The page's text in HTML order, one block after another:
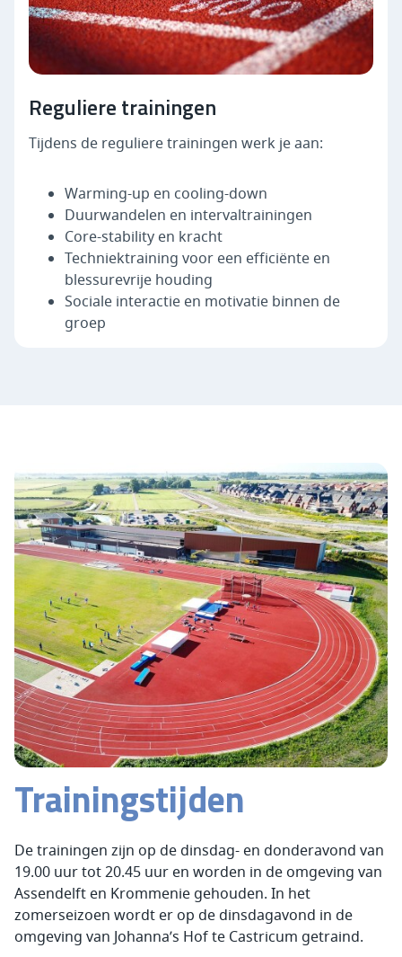
Reguliere trainingen
Tijdens de reguliere trainingen werk je aan:
Warming-up en cooling-down
Duurwandelen en intervaltrainingen
Core-stability en kracht
Techniektraining voor een efficiënte en
blessurevrije houding
Sociale interactie en motivatie binnen de
groep
Trainingstijden
De trainingen zijn op de dinsdag- en donderavond van
19.00 uur tot 20.45 uur en worden in de omgeving van
Assendelft en Krommenie gehouden. In het
zomerseizoen wordt er op de dinsdagavond in de
omgeving van Johanna’s Hof te Castricum getraind.